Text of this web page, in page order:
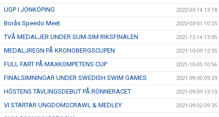
UGP I JÖNKÖPING 2022-03-14 13:18
Borås Speedo Meet 2022-03-01 10:25
TVÅ MEDALJER UNDER SUM-SIM RIKSFINALEN 2021-12-14 13:05
MEDALJREGN PÅ KRONOBERGSCUPEN 2021-10-09 12:35
FULL FART PÅ MAXKOMPETENS CUP 2021-10-05 10:56
FINALSIMNINGAR UNDER SWEDISH SWIM GAMES 2021-09-30 09:29
HÖSTENS TÄVLINGSDEBUT PÅ RÖNNERACET 2021-09-09 13:10
VI STARTAR UNGDOMSCRAWL & MEDLEY 2021-09-02 09:35